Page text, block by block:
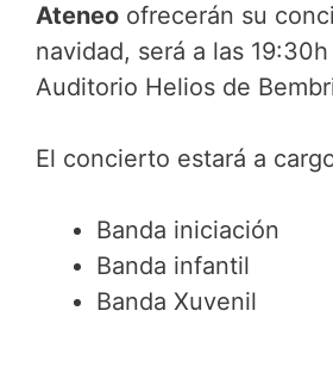
Ateneo ofrecerán su
navidad, será a las
Auditorio Helios de
El concierto estará a
Banda iniciación
Banda infantil
Banda Xuvenil